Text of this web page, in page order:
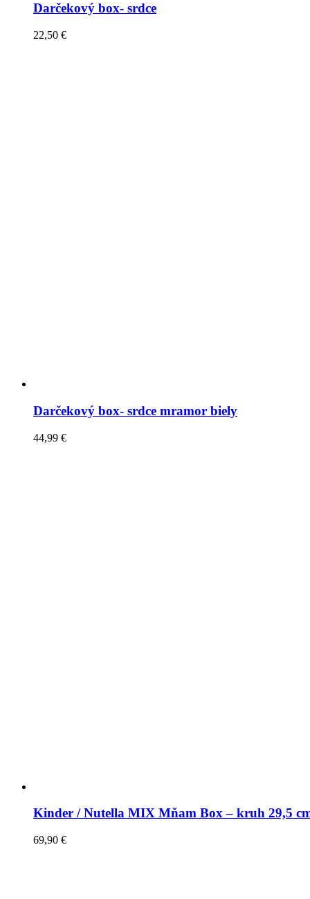
Darčekový box- srdce
22,50 €
Darčekový box- srdce mramor biely
44,99 €
Kinder / Nutella MIX Mňam Box – kruh 29,5
69,90 €